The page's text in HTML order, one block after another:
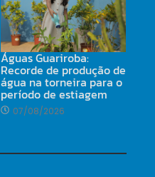
Águas Guariroba:
Recorde de produção de
água na torneira para o
período de estiagem
07/08/2026